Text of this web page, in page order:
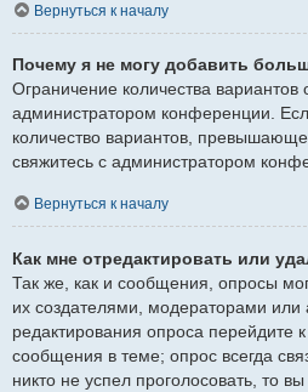
Вернуться к началу
Почему я не могу добавить
Ограничение количества вариантов
администратором конференции.
количество вариантов,
свяжитесь с администратором
Вернуться к началу
Как мне отредактировать или
Так же, как и сообщения, опросы
их создателями, модераторами
редактирования опроса перейдите
сообщения в теме; опрос всегда
никто не успел проголосовать, то